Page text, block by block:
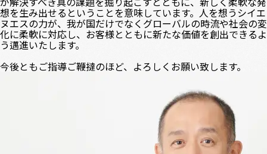
想を生み出せるということを意味しています。人を想うシイエ
ヌエスの力が、我が国だけでなくグローバルの時流や社会の変
化に柔軟に対応し、お客様とともに新たな価値を創出できるよ
う邁進いたします。
今後ともご指導ご鞭撻のほど、よろしくお願い致します。